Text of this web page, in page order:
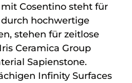
Cosentino steht für
hochwertige
stehen für zeitlose
Ceramica Group
Sapienstone.
Infinity Surfaces